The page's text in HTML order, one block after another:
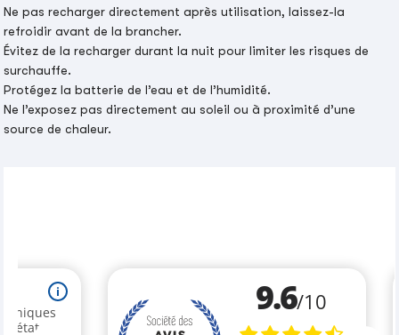
Ne pas recharger directement après utilisation, laissez-la
refroidir avant de la brancher.
Évitez de la recharger durant la nuit pour limiter les risques de
surchauffe.
Protégez la batterie de l’eau et de l’humidité.
Ne l’exposez pas directement au soleil ou à proximité d’une
source de chaleur.